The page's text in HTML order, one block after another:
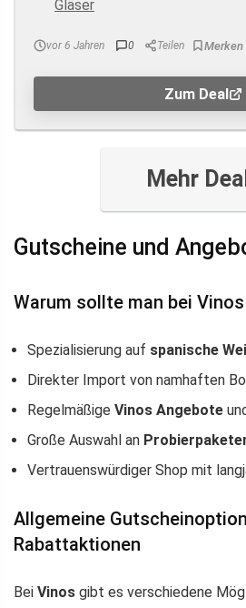
vor 6 Jahren 0 Teilen
Zum Deal
Mehr
Gutscheine und
Warum sollte man bei
Spezialisierung auf spanische
Direkter Import von namhaften
Regelmäßige Vinos Angebote
Große Auswahl an
Vertrauenswürdiger Shop mit
Allgemeine
Rabattaktionen
Bei Vinos gibt es verschiedene